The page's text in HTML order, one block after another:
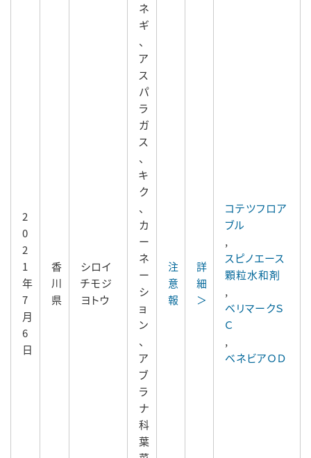
2
0
2
1
年
7
月
6
日
香
川
県
シロイ
チモジ
ヨトウ
ネ
ギ
、
ア
ス
パ
ラ
ガ
ス
、
キ
ク
、
カ
ー
ネ
ー
シ
ョ
ン
、
ア
ブ
ラ
ナ
科
葉
注
意
報
詳
細
＞
コテツフロア
ブル
,
スピノエース
顆粒水和剤
,
ベリマークＳ
Ｃ
,
ベネビアＯＤ